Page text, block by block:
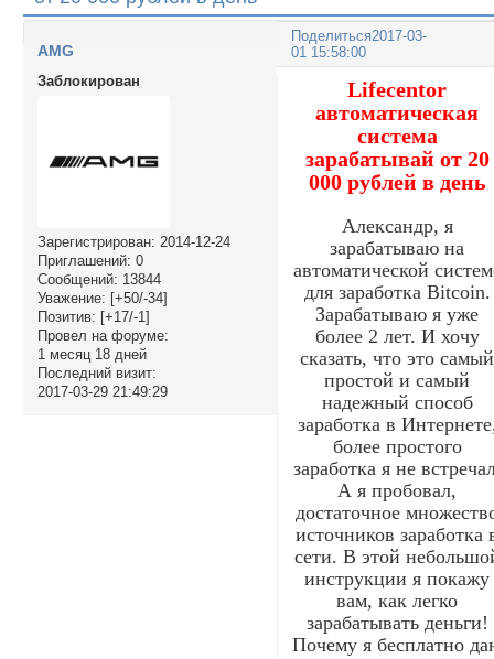
Поделиться2017-03-
01 15:58:00
AMG
Заблокирован
Зарегистрирован: 2014-12-24
Приглашений: 0
Сообщений: 13844
Уважение: [+50/-34]
Позитив: [+17/-1]
Провел на форуме:
1 месяц 18 дней
Последний визит:
2017-03-29 21:49:29
Lifecentor
автоматическая
система
зарабатывай от 20
000 рублей в день
Александр, я
зарабатываю на
автоматической
для заработка Bitcoin.
Зарабатываю я уже
более 2 лет. И хочу
сказать, что это самый
простой и самый
надежный способ
заработка в
более простого
заработка я не
А я пробовал,
достаточное
источников заработка
сети. В этой
инструкции я покажу
вам, как легко
зарабатывать деньги!
Почему я бесплатно